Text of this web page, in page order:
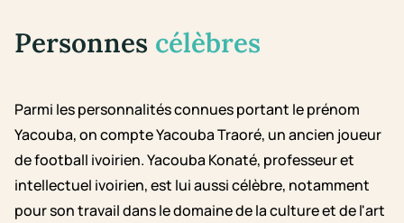
Personnes célèbres
Parmi les personnalités connues portant le prénom
Yacouba, on compte Yacouba Traoré, un ancien joueur
de football ivoirien. Yacouba Konaté, professeur et
intellectuel ivoirien, est lui aussi célèbre, notamment
pour son travail dans le domaine de la culture et de l'art